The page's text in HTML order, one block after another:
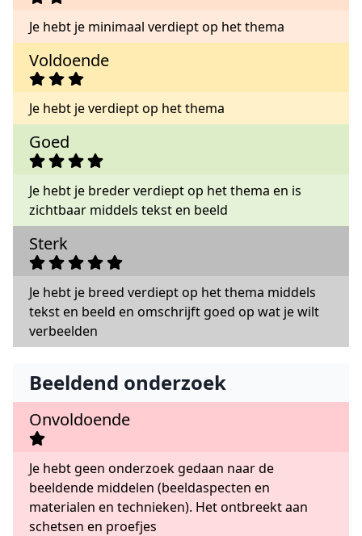
Je hebt je minimaal verdiept op het thema
Voldoende
Je hebt je verdiept op het thema
Goed
Je hebt je breder verdiept op het thema en is
zichtbaar middels tekst en beeld
Sterk
Je hebt je breed verdiept op het thema middels
tekst en beeld en omschrijft goed op wat je wilt
verbeelden
Beeldend onderzoek
Onvoldoende
Je hebt geen onderzoek gedaan naar de
beeldende middelen (beeldaspecten en
materialen en technieken). Het ontbreekt aan
schetsen en proefjes